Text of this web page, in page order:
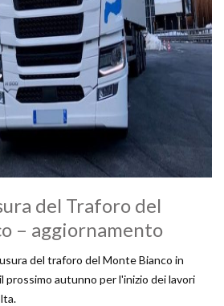
del Traforo del
– aggiornamento
del traforo del Monte Bianco in
prossimo autunno per l'inizio dei lavori